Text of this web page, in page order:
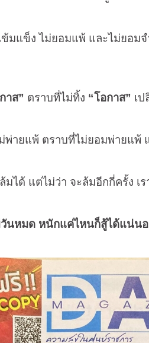
ข้มแข็ง ไม่ยอมแพ้ และไม่ยอม
าส” ตราบที่ไม่ทิ้ง “โอกาส” เ
พ่ายแพ้ ตราบที่ไม่ยอมพ่ายแพ้
มได้ แต่ไม่ว่า จะล้มอีกกี่ครั้ง เ
หมด หนักแค่ไหนก็สู้ได้แน่น